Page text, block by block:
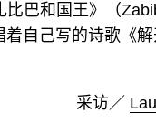
巴和国王》（
自己写的诗歌《
采访／